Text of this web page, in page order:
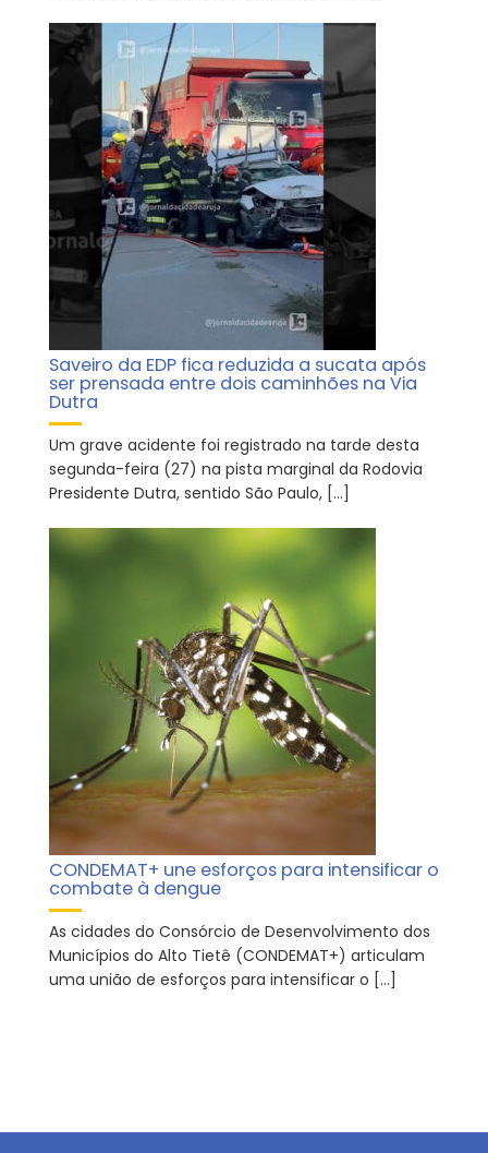
Saveiro da EDP fica reduzida a sucata após
ser prensada entre dois caminhões na Via
Dutra
Um grave acidente foi registrado na tarde desta
segunda-feira (27) na pista marginal da Rodovia
Presidente Dutra, sentido São Paulo, […]
CONDEMAT+ une esforços para intensificar o
combate à dengue
As cidades do Consórcio de Desenvolvimento dos
Municípios do Alto Tietê (CONDEMAT+) articulam
uma união de esforços para intensificar o […]